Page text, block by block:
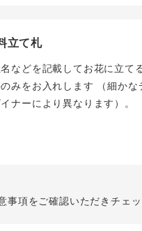
立て札
などを記載してお花に立て
みをお入れします （細かな
ナーにより異なります）。
事項をご確認いただきチェ